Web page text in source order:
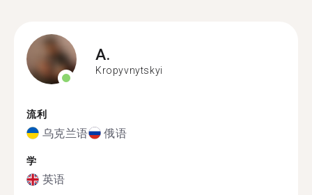
A.
Kropyvnytskyi
流利
乌克兰语 俄语
学
英语